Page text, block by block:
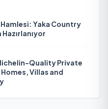
Hamlesi: Yaka Country
Quality Private
Villas and